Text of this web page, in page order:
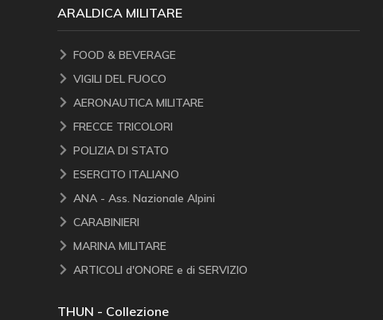
ARALDICA MILITARE
FOOD & BEVERAGE
VIGILI DEL FUOCO
AERONAUTICA MILITARE
FRECCE TRICOLORI
POLIZIA DI STATO
ESERCITO ITALIANO
ANA - Ass. Nazionale Alpini
CARABINIERI
MARINA MILITARE
ARTICOLI d'ONORE e di SERVIZIO
THUN - Collezione